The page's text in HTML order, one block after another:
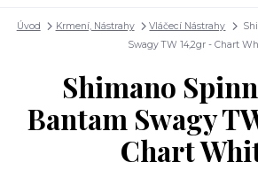
Úvod Krmení, Nástrahy Vláčecí Nástrahy
Swagy TW 14,2gr - Chart
Shimano
Bantam Swagy
Chart